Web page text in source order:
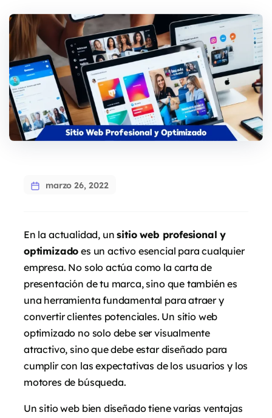
marzo 26, 2022
En la actualidad, unsitio web profesional y
optimizado es un activo esencial para cualquier
empresa. No solo actúa como la carta de
presentación de tu marca, sino que también es
una herramienta fundamental para atraer y
convertir clientes potenciales. Un sitio web
optimizado no solo debe ser visualmente
atractivo, sino que debe estar diseñado para
cumplir con las expectativas de los usuarios y los
motores de búsqueda.
Un sitio web bien diseñado tiene varias ventajas